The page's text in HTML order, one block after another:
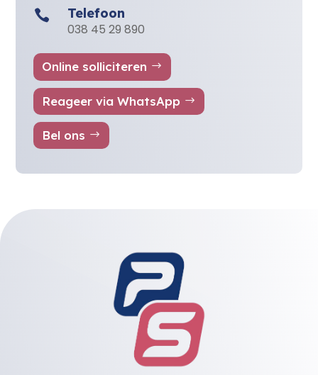

Telefoon
038 45 29 890
Online solliciteren
Reageer via WhatsApp
Bel ons